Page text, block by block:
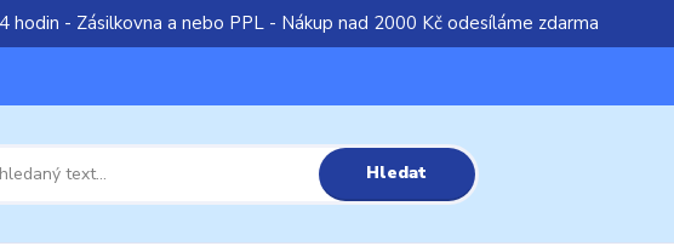
hodin - Zásilkovna a nebo PPL - Nákup nad 2000 Kč odesíláme zdarma
Hledat